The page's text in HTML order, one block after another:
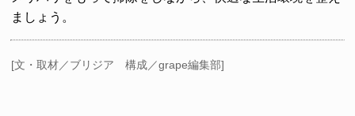
ましょう。
[文・取材／ブリジア 構成／grape編集部]